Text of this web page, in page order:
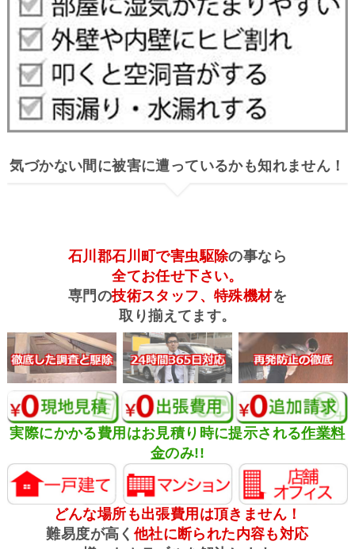
気づかない間に被害に遭っているかも知れません！
石川郡石川町で害虫駆除の事なら
全てお任せ下さい。
専門の技術スタッフ、特殊機材を
取り揃えてます。
実際にかかる費用はお見積り時に提示される作業料
金のみ!!
どんな場所も出張費用は頂きません！
難易度が高く 他社に断られた内容も対応